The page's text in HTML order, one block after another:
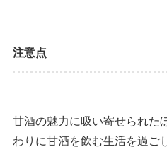
注意点
甘酒の魅力に吸い寄せられた
わりに甘酒を飲む生活を過ご